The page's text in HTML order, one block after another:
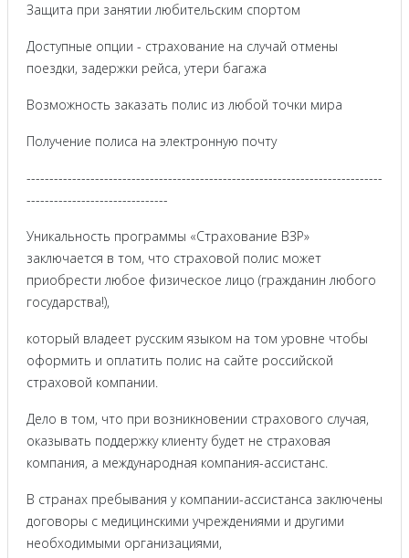
Защита при занятии любительским спортом
Доступные опции - страхование на случай отмены
поездки, задержки рейса, утери багажа
Возможность заказать полис из любой точки мира
Получение полиса на электронную почту
------------------------------------------------------------------------------
-------------------------------
Уникальность программы «Страхование ВЗР»
заключается в том, что страховой полис может
приобрести любое физическое лицо (гражданин любого
государства!),
который владеет русским языком на том уровне чтобы
оформить и оплатить полис на сайте российской
страховой компании.
Дело в том, что при возникновении страхового случая,
оказывать поддержку клиенту будет не страховая
компания, а международная компания-ассистанс.
В странах пребывания у компании-ассистанса заключены
договоры с медицинскими учреждениями и другими
необходимыми организациями,